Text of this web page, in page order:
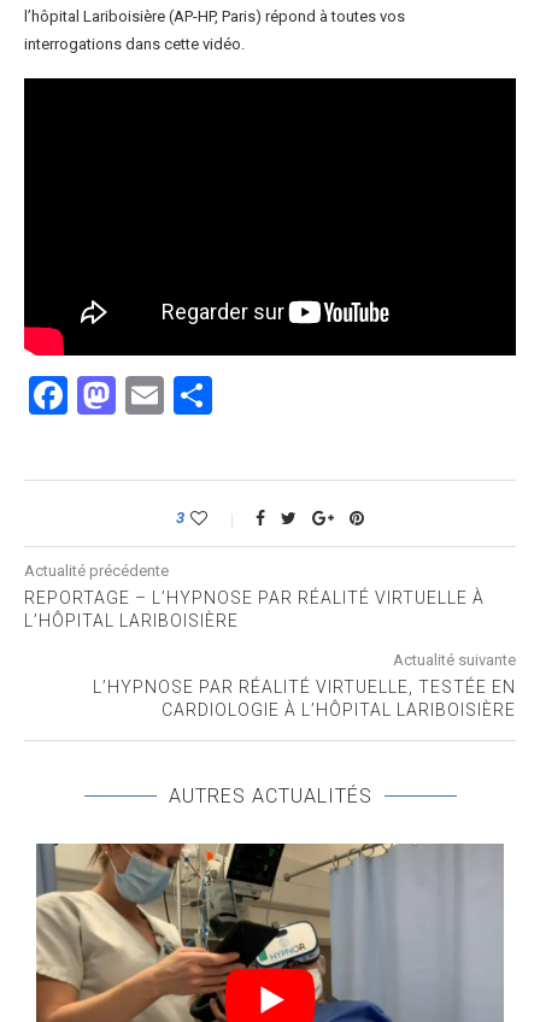
l’hôpital Lariboisière (AP-HP, Paris) répond à toutes vos
interrogations dans cette vidéo.
Facebook
Mastodon
Email
3
Actualité précédente
REPORTAGE – L’HYPNOSE PAR RÉALITÉ VIRTUELLE À
L’HÔPITAL LARIBOISIÈRE
Actualité suivante
L’HYPNOSE PAR RÉALITÉ VIRTUELLE, TESTÉE EN
CARDIOLOGIE À L’HÔPITAL LARIBOISIÈRE
AUTRES ACTUALITÉS